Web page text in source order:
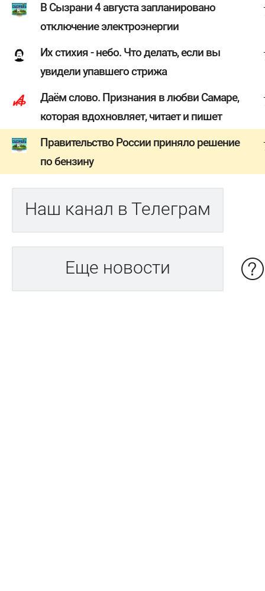
В Сызрани 4 августа запланировано
отключение электроэнергии
Их стихия - небо. Что делать, если вы
увидели упавшего стрижа
Даём слово. Признания в любви Самаре,
которая вдохновляет, читает и пишет
Правительство России приняло решение
по бензину
Наш канал в Телеграм
Еще новости